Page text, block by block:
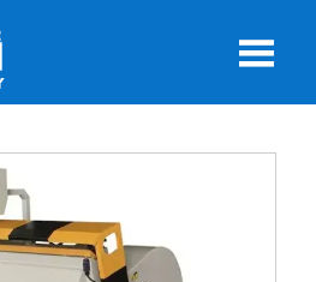
